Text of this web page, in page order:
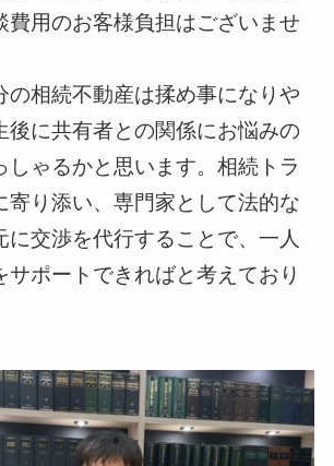
費用のお客様負担はございませ
の相続不動産は揉め事になりや
後に共有者との関係にお悩みの
しゃるかと思います。相続トラ
寄り添い、専門家として法的な
に交渉を代行することで、一人
サポートできればと考えており